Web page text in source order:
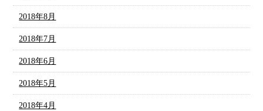
2018年8月
2018年7月
2018年6月
2018年5月
2018年4月